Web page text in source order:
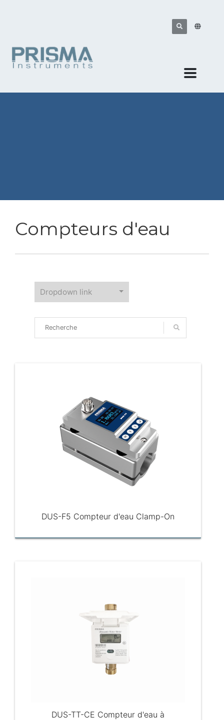
Compteurs d'eau
Dropdown link
DUS-F5 Compteur d'eau Clamp-On
DUS-TT-CE Compteur d'eau à